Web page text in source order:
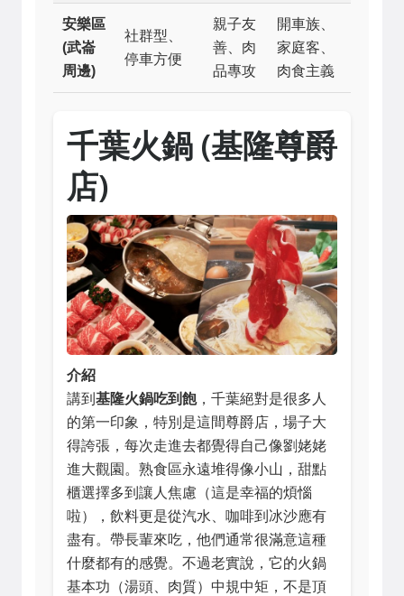
安樂區
(武崙
周邊)
社群型、
停車方便
親子友
善、肉
品專攻
開車族、
家庭客、
肉食主義
千葉火鍋 (基隆尊爵
店)
介紹
講到 基隆火鍋吃到飽，千葉絕對是很多人
的第一印象，特別是這間尊爵店，場子大
得誇張，每次走進去都覺得自己像劉姥姥
進大觀園。熟食區永遠堆得像小山，甜點
櫃選擇多到讓人焦慮（這是幸福的煩惱
啦），飲料更是從汽水、咖啡到冰沙應有
盡有。帶長輩來吃，他們通常很滿意這種
什麼都有的感覺。不過老實說，它的火鍋
基本功（湯頭、肉質）中規中矩，不是頂